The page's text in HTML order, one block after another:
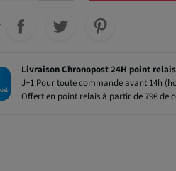
Livraison Chronopost 24H point
J+1 Pour toute commande avant 14h
Offert en point relais à partir de 79€ de